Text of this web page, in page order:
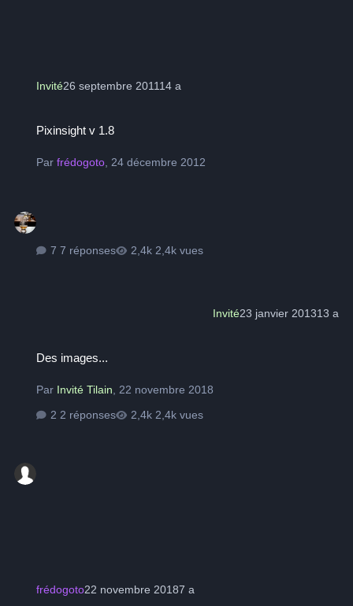
Invité26 septembre 201114 a
Pixinsight v 1.8
Parfrédogoto,24 décembre 2012
7 réponses 2,4k vues
Invité23 janvier 201313 a
Des images...
Par Invité Tilain,22 novembre 2018
2 réponses
2,4k vues
frédogoto22 novembre 20187 a